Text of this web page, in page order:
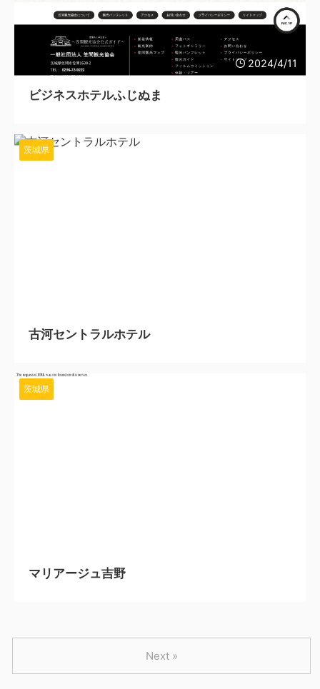
2024/4/11
ビジネスホテルふじぬま
茨城県
古河セントラルホテル
茨城県
マリアージュ吉野
Next »